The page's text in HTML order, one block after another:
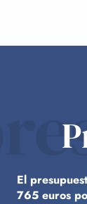
El
765 euros